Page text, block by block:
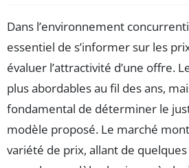
Dans l’environnement
essentiel de s’informer sur les
évaluer l’attractivité d’une offre.
plus abordables au fil des ans,
fondamental de déterminer le
modèle proposé. Le marché
variété de prix, allant de quelques